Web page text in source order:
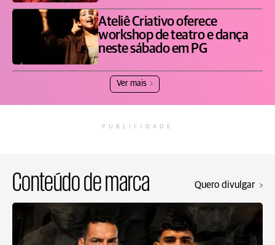
Ateliê Criativo oferece
workshop de teatro e dança
neste sábado em PG
Ver mais
PUBLICIDADE
Conteúdo de marca Quero divulgar